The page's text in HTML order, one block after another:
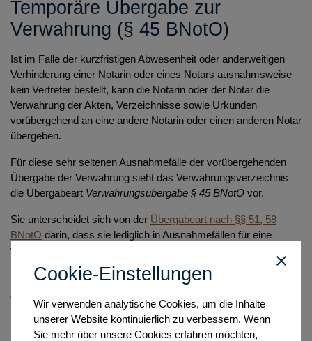
Cookie-Einstellungen
Wir verwenden analytische Cookies, um die Inhalte
unserer Website kontinuierlich zu verbessern. Wenn
Sie mehr über unsere Cookies erfahren möchten,
Temporäre Übergabe zur
Verwahrung (§ 45 BNotO)
Ist im Falle der kurzfristigen Abwesenheit oder anderweitigen
Verhinderung einer Notarin oder eines Notars ausnahmsweise
kein Vertreter bestellt, kann die Notarin oder der Notar die
Verwahrung der Akten, Verzeichnisse sowie Urkunden
vorübergehend an eine andere Notarin oder einen anderen Notar
übergeben.
Für diese sehr seltenen Ausnahmefälle der vorübergehenden
Übergabe der Verwahrung sieht das Verwahrungsverzeichnis
die Übergabeart Verwahrungsübergabe § 45 BNotO vor.
Sie unterscheidet sich von der Übergabeart nach §§ 51, 58
BNotO darin, dass sie lediglich in Ausnahmefällen für eine
vorübergehende Verwahrung zu verwenden ist. Zudem sind
keine Verwahrstellen durch die Notarkammer in das
Notarverzeichnis eingetragen. Die Notarin oder der Notar nimmt
die Auswahl der vorübergehenden Verwahrstelle selbst vor.
Die vorübergehende Übergabe von Verwahrungsmassen